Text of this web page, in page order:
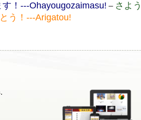
！---Ohayougozaimasu! – さよ
う！---Arigatou!
.